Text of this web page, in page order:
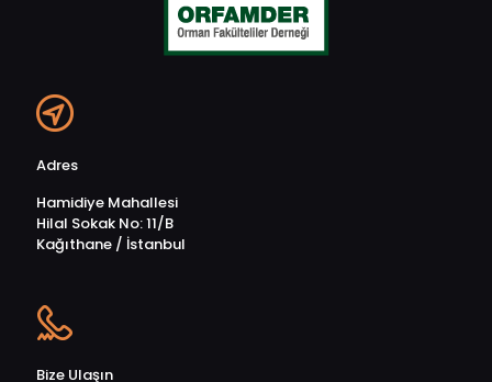
Adres
Hamidiye Mahallesi
Hilal Sokak No: 11/B
Kağıthane / İstanbul
Bize Ulaşın